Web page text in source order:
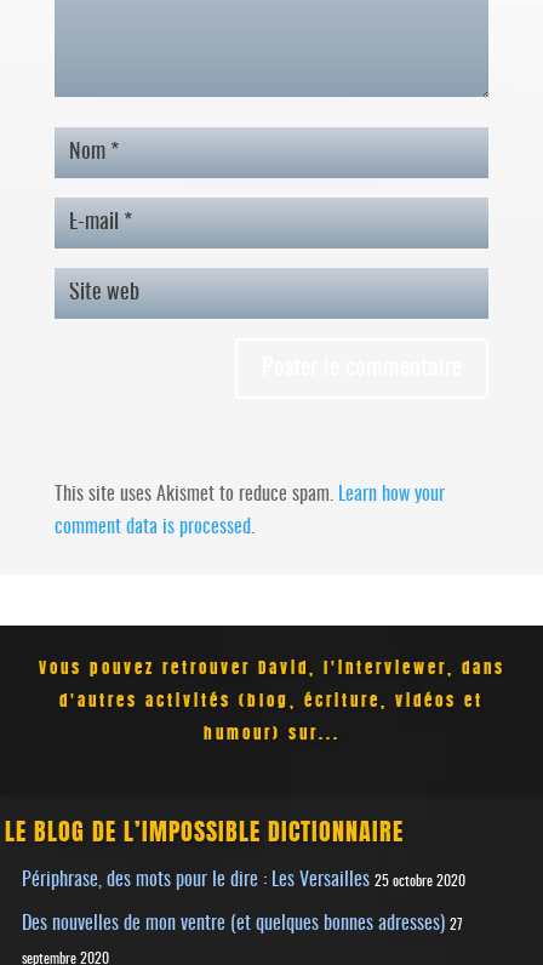
This site uses Akismet to reduce spam.
Learn how your
comment data is processed
Vous pouvez retrouver David, l'interviewer, dans
d'autres activités (blog, écriture, vidéos et
humour) sur...
LE BLOG DE L’IMPOSSIBLE DICTIONNAIRE
Périphrase, des mots pour le dire : Les Versailles 25 octobre 2020
Des nouvelles de mon ventre (et quelques bonnes adresses) 27
septembre 2020